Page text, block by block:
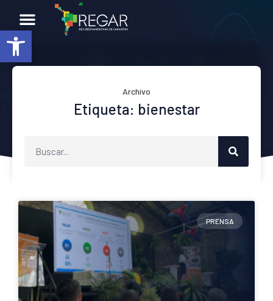
Abrir barra de herramientas
Archivo
Etiqueta: bienestar
PRENSA